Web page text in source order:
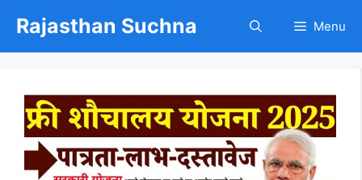
content
Rajasthan Suchna Menu